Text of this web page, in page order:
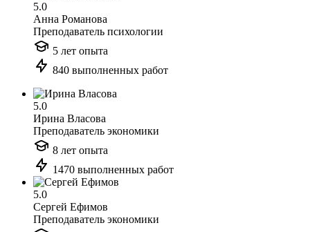
5.0
Анна Романова
Преподаватель психологии
5 лет опыта
840 выполненных работ
5.0
Ирина Власова
Преподаватель экономики
8 лет опыта
1470 выполненных работ
5.0
Сергей Ефимов
Преподаватель экономики